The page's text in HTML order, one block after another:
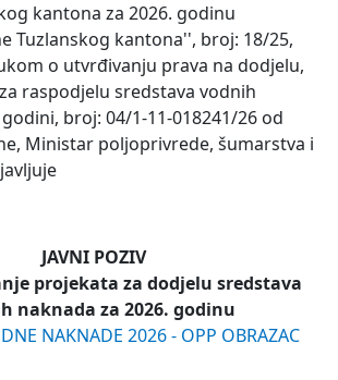
kantona za 2026. godinu
Tuzlanskog kantona'', broj: 18/25,
o utvrđivanju prava na dodjelu,
raspodjelu sredstava vodnih
broj: 04/1-11-018241/26 od
Ministar poljoprivrede, šumarstva i
JAVNI POZIV
projekata za dodjelu sredstava
naknada za 2026. godinu
NAKNADE 2026 - OPP OBRAZAC